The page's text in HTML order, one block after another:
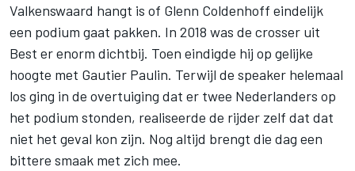
Valkenswaard hangt is of Glenn Coldenhoff eindelijk
een podium gaat pakken. In 2018 was de crosser uit
Best er enorm dichtbij. Toen eindigde hij op gelijke
hoogte met Gautier Paulin. Terwijl de speaker helemaal
los ging in de overtuiging dat er twee Nederlanders op
het podium stonden, realiseerde de rijder zelf dat dat
niet het geval kon zijn. Nog altijd brengt die dag een
bittere smaak met zich mee.